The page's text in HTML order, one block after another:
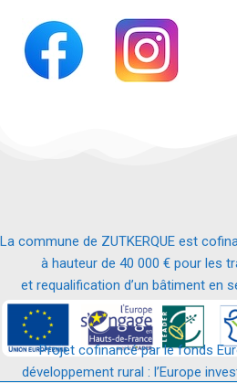
La commune de ZUTKERQUE est
à hauteur de 40 000 € pour les
et requalification d’un bâtiment en
proximité.
Projet cofinancé par le fonds
développement rural : l’Europe